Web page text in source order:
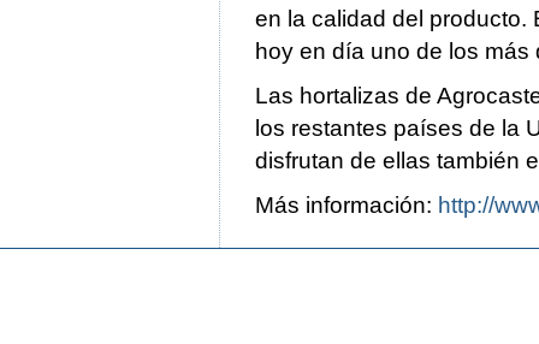
en la calidad del producto.
hoy en día uno de los
Las hortalizas de
los restantes países de la
disfrutan de ellas también
Más información: http://